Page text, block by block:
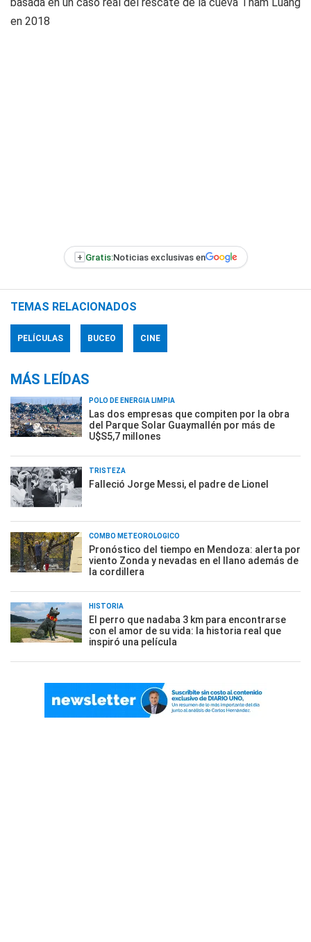
en 2018
+ Gratis:Noticias exclusivas en
TEMAS RELACIONADOS
PELÍCULAS BUCEO CINE
MÁS LEÍDAS
POLO DE ENERGÍA LIMPIA
Las dos empresas que compiten por la obra
del Parque Solar Guaymallén por más de
U$S5,7 millones
TRISTEZA
Falleció Jorge Messi, el padre de Lionel
COMBO METEOROLÓGICO
Pronóstico del tiempo en Mendoza: alerta por
viento Zonda y nevadas en el llano además de
la cordillera
HISTORIA
El perro que nadaba 3 km para encontrarse
con el amor de su vida: la historia real que
inspiró una película